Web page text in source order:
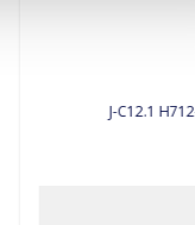
J-C12.1